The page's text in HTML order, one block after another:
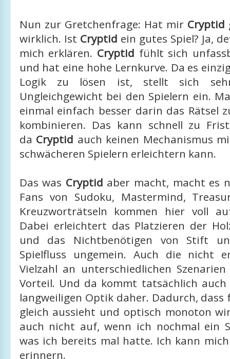
Nun zur Gretchenfrage: Hat mir Cryptid
wirklich. Ist Cryptid ein gutes Spiel? Ja,
mich erklären. Cryptid fühlt sich
und hat eine hohe Lernkurve. Da es
Logik zu lösen ist, stellt sich
Ungleichgewicht bei den Spielern ein.
einmal einfach besser darin das Rätsel
kombinieren. Das kann schnell zu
da Cryptid auch keinen Mechanismus
schwächeren Spielern erleichtern kann.
Das was Cryptid aber macht, macht es
Fans von Sudoku, Mastermind,
Kreuzworträtseln kommen hier voll
Dabei erleichtert das Platzieren der
und das Nichtbenötigen von Stift
Spielfluss ungemein. Auch die nicht
Vielzahl an unterschiedlichen
Vorteil. Und da kommt tatsächlich
langweiligen Optik daher. Dadurch, dass
gleich aussieht und optisch monoton
auch nicht auf, wenn ich nochmal ein
was ich bereits mal hatte. Ich kann
erinnern.